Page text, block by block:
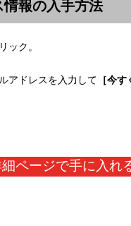
報の入手方法
ック。
アドレスを入力して ［今す
ページで手に入れ